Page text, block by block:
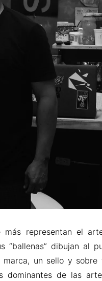
representan el
“ballenas” dibujan al
un sello y
dominantes de las